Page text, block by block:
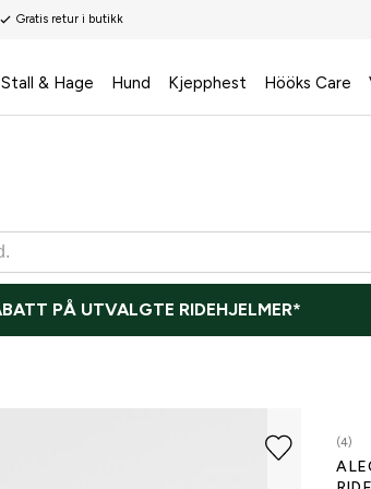
Gratis retur i butikk
Stall & Hage Hund Kjepphest Hööks Care
PÅ UTVALGTE RIDEHJELMER*
(4)